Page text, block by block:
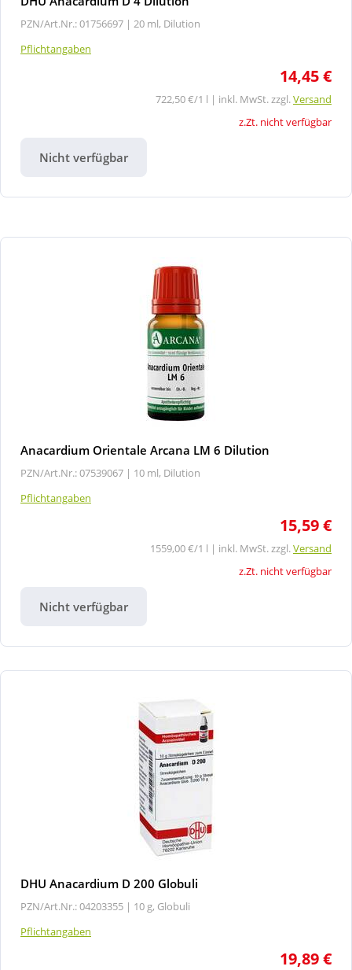
PZN/Art.Nr.: 01756697 | 20 ml, Dilution
Pflichtangaben
14,45 €
722,50 €/1 l | inkl. MwSt. zzgl.Versand
z.Zt. nicht verfügbar
Nicht verfügbar
Anacardium Orientale Arcana LM 6 Dilution
PZN/Art.Nr.: 07539067 | 10 ml, Dilution
Pflichtangaben
15,59 €
1559,00 €/1 l | inkl. MwSt. zzgl.Versand
z.Zt. nicht verfügbar
Nicht verfügbar
DHU Anacardium D 200 Globuli
PZN/Art.Nr.: 04203355 | 10 g, Globuli
Pflichtangaben
19,89 €